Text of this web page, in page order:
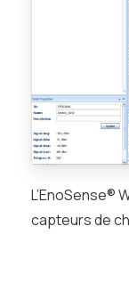
L’EnoSense®
capteurs de